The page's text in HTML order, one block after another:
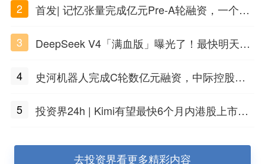
2
首发| 记忆张量完成亿元Pre-A轮融资，一个上
3
DeepSeek V4「满血版」曝光了！最快明天发
4
史河机器人完成C轮数亿元融资，中际控股领
5
投资界24h | Kimi有望最快6个月内港股上市；
去投资界看更多精彩内容